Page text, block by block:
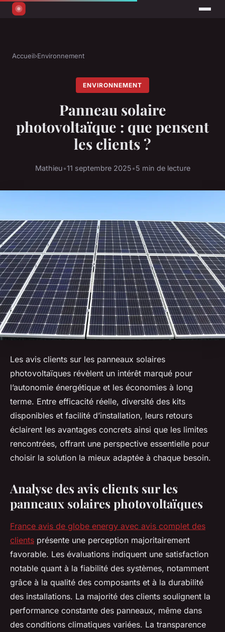
Accueil›Environnement
ENVIRONNEMENT
Panneau solaire
photovoltaïque : que pensent
les clients ?
Mathieu•11 septembre 2025•5 min de lecture
Les avis clients sur les panneaux solaires
photovoltaïques révèlent un intérêt marqué pour
l’autonomie énergétique et les économies à long
terme. Entre efficacité réelle, diversité des kits
disponibles et facilité d’installation, leurs retours
éclairent les avantages concrets ainsi que les limites
rencontrées, offrant une perspective essentielle pour
choisir la solution la mieux adaptée à chaque besoin.
Analyse des avis clients sur les
panneaux solaires photovoltaïques
France avis de globe energy avec avis complet des
clients présente une perception majoritairement
favorable. Les évaluations indiquent une satisfaction
notable quant à la fiabilité des systèmes, notamment
grâce à la qualité des composants et à la durabilité
des installations. La majorité des clients soulignent la
performance constante des panneaux, même dans
des conditions climatiques variées. La transparence